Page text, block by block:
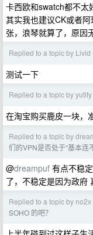
卡西欧和swatch都不太
其实我也建议CK或者
张，浪琴就算了，原因
Replied to a topic by Livid
测试一下
Replied to a topic by yutify
在淘宝购买鹿皮一块，
Replied to a topic by
们的VPN是否处于“基本连
@dreampuf 有点不稳
了，不稳定是因为政府
Replied to a topic by no2x
SOHO 的吧？